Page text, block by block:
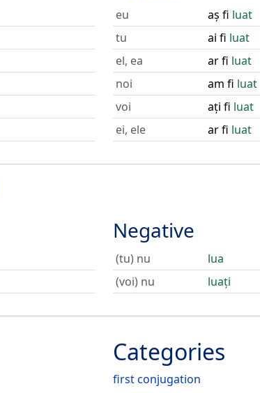
eu aș fi luat
tu
ai fi luat
el, ea
ar fi luat
noi
am fi luat
voi
ați fi luat
ei, ele
ar fi luat
Negative
(tu) nu
lua
(voi) nu
luați
Categories
first conjugation